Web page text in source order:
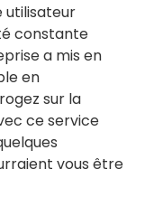
utilisateur
constante
a mis en
en
sur la
ce service
vous être